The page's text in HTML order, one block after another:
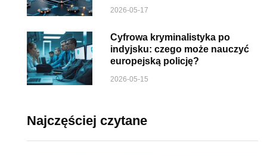
2026-05-17
Cyfrowa kryminalistyka po
indyjsku: czego może nauczyć
europejską policję?
2026-05-15
Najczęściej czytane